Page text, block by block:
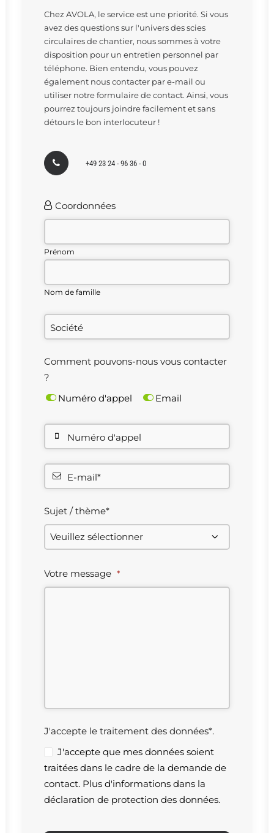
Chez AVOLA, le service est une priorité. Si vous
avez des questions sur l'univers des scies
circulaires de chantier, nous sommes à votre
disposition pour un entretien personnel par
téléphone. Bien entendu, vous pouvez
également nous contacter par e-mail ou
utiliser notre formulaire de contact. Ainsi, vous
pourrez toujours joindre facilement et sans
détours le bon interlocuteur !
+49 23 24 - 96 36 - 0
Coordonnées
Prénom
Nom de famille
Société
Comment pouvons-nous vous contacter
?
Numéro d'appel
Email
Numéro d'appel
E-mail*
Sujet / thème*
Votre message *
J'accepte le traitement des données*.
J'accepte que mes données soient
traitées dans le cadre de la demande de
contact. Plus d'informations dans la
déclaration de protection des données.